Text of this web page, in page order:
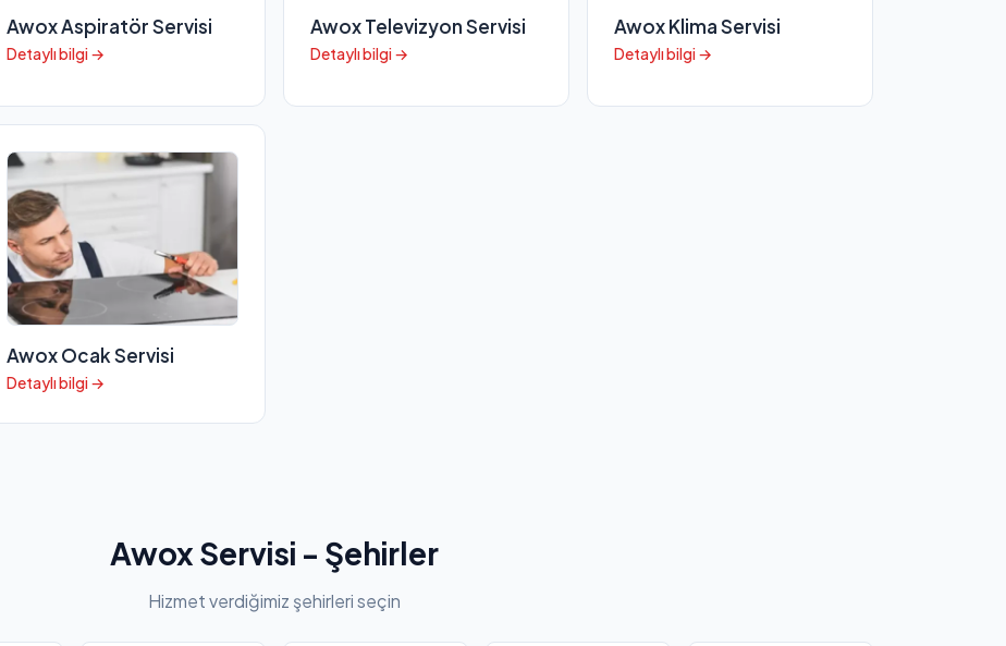
Awox Aspiratör Servisi
Detaylı bilgi →
Awox Televizyon Servisi
Detaylı bilgi →
Awox Klima Servisi
Detaylı bilgi →
Awox Ocak Servisi
Detaylı bilgi →
Awox Servisi - Şehirler
Hizmet verdiğimiz şehirleri seçin